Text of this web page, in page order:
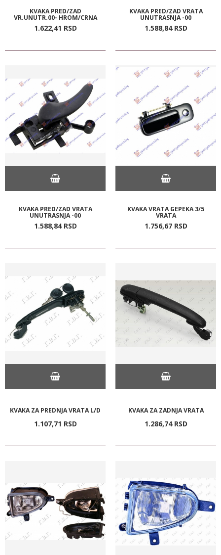
KVAKA PRED/ZAD
VR.UNUTR.00- HROM/CRNA
1.622,41 RSD
KVAKA PRED/ZAD VRATA
UNUTRASNJA -00
1.588,84 RSD
KVAKA PRED/ZAD VRATA
UNUTRASNJA -00
1.588,84 RSD
KVAKA VRATA GEPEKA 3/5
VRATA
1.756,67 RSD
KVAKA ZA PREDNJA VRATA L/D
1.107,71 RSD
KVAKA ZA ZADNJA VRATA
1.286,74 RSD